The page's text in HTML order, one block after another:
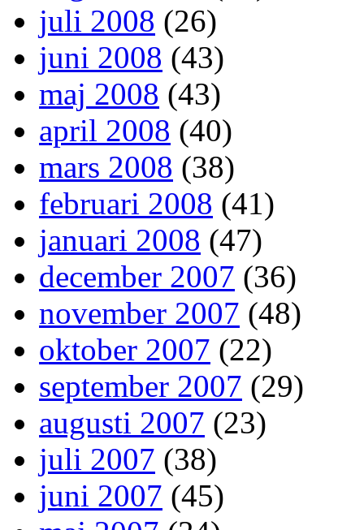
juli 2008 (26)
juni 2008 (43)
maj 2008 (43)
april 2008 (40)
mars 2008 (38)
februari 2008 (41)
januari 2008 (47)
december 2007 (36)
november 2007 (48)
oktober 2007 (22)
september 2007 (29)
augusti 2007 (23)
juli 2007 (38)
juni 2007 (45)